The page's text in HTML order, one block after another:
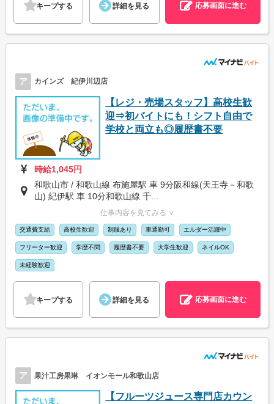
キープする 詳細を見る 応募画面に進む
ア カインズ 紀伊川辺店
【レジ・売場スタッフ】高校生歓
迎⇒初バイトにも！シフト自由で
学校と両立も◎履歴書不要
時給1,045円
和歌山市 / 和歌山線 布施屋駅 車 9分阪和線(天王寺－和歌
山) 紀伊駅 車 10分和歌山線 千...
仕事内容を見てみる ∨
交通費支給 高校生歓迎 制服あり 車通勤可 エルダー活躍中
フリーター歓迎 学歴不問 履歴書不要 大学生歓迎 ネイルOK
未経験歓迎
キープする 詳細を見る 応募画面に進む
ア 果汁工房果琳 イオンモール和歌山店
【フルーツジュース専門店カウン